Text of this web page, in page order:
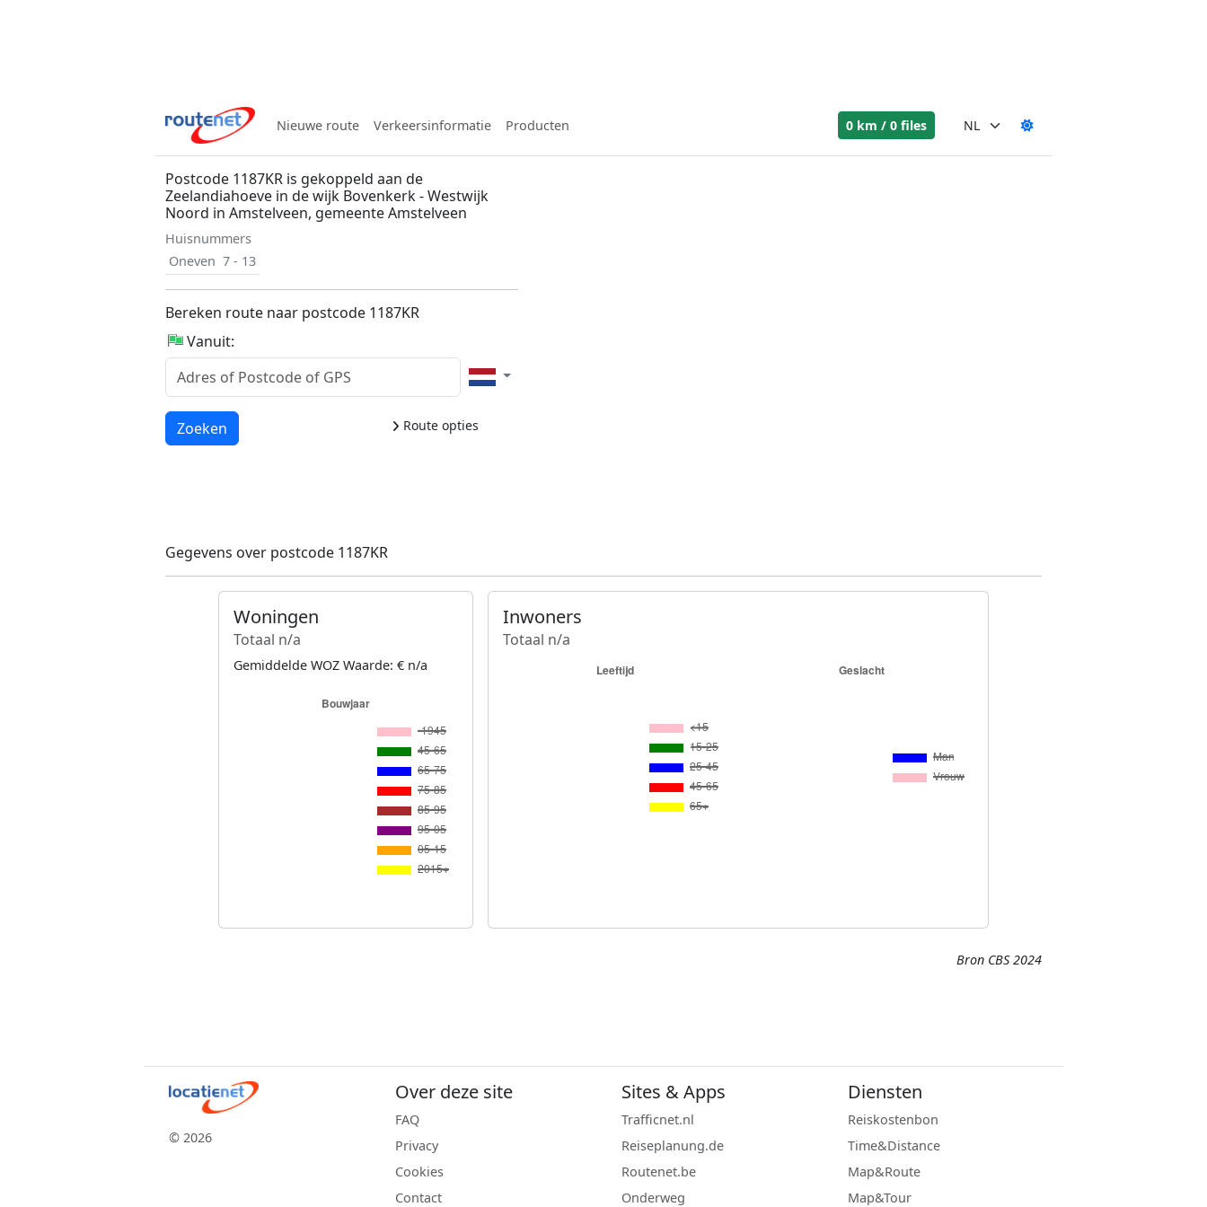
Nieuwe route Verkeersinformatie Producten 0 km / 0 files
Postcode 1187KR is gekoppeld aan de
Zeelandiahoeve in de wijk Bovenkerk - Westwijk
Noord in Amstelveen, gemeente Amstelveen
Huisnummers
Oneven 7 - 13
Bereken route naar postcode 1187KR
Vanuit:
Route opties
Laden...
Zoeken
Gegevens over postcode 1187KR
Woningen
Totaal n/a
Gemiddelde WOZ Waarde: € n/a
Inwoners
Totaal n/a
Bron CBS 2024
© 2026
Over deze site
FAQ
Privacy
Cookies
Contact
Sites & Apps
Trafficnet.nl
Reiseplanung.de
Routenet.be
Onderweg
Diensten
Reiskostenbon
Time&Distance
Map&Route
Map&Tour